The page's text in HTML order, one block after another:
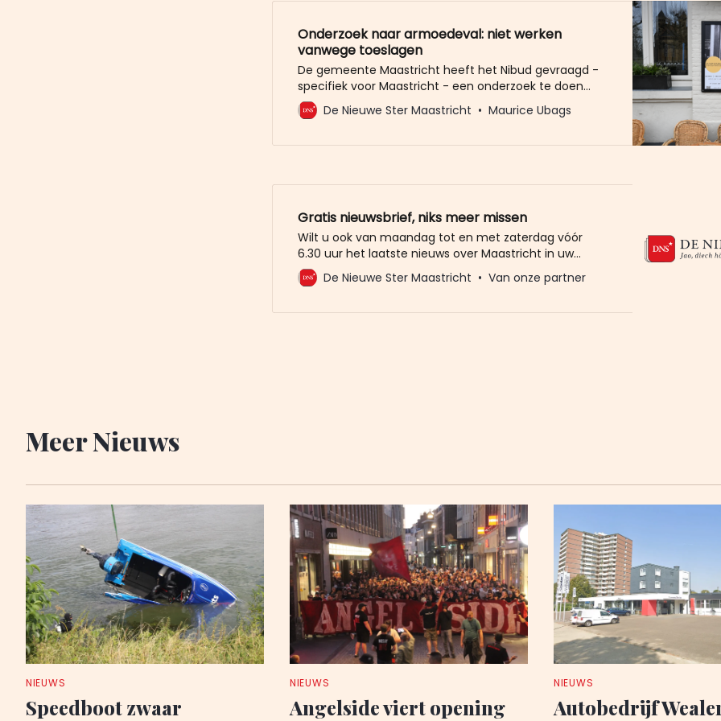
Onderzoek naar armoedeval: niet werken
vanwege toeslagen
De gemeente Maastricht heeft het Nibud gevraagd -
specifiek voor Maastricht - een onderzoek te doen
naar de armoedeval in de stad. De armoedeval
betekent dat mensen niet of niet meer uren willen
krijgen opgeteld hoger zijn dan het loon dat
De Nieuwe Ster Maastricht Maurice Ubags
Gratis nieuwsbrief, niks meer missen
Wilt u ook van maandag tot en met zaterdag vóór
6.30 uur het laatste nieuws over Maastricht in uw
mailbox? Meld u dan gratis aan voor de nieuwbrief van
De Nieuwe Ster. Meer dan 20.000 trouwe lezers gingen
De Nieuwe Ster Maastricht Van onze partner
Meer Nieuws
NIEUWS
Speedboot zwaar
NIEUWS
Angelside viert opening
NIEUWS
Autobedrijf